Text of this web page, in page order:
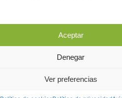
Aceptar
Denegar
Ver preferencias